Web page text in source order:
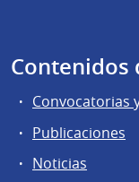
Contenidos
Convocatorias
Publicaciones
Noticias